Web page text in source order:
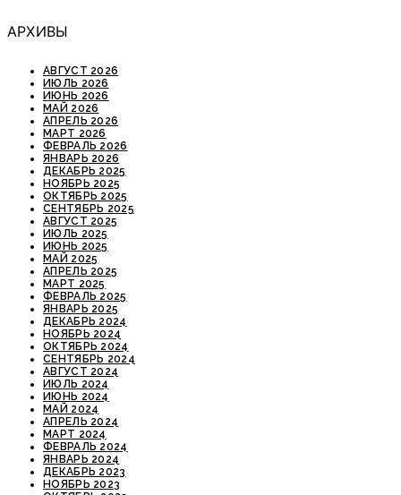
АРХИВЫ
АВГУСТ 2026
ИЮЛЬ 2026
ИЮНЬ 2026
МАЙ 2026
АПРЕЛЬ 2026
МАРТ 2026
ФЕВРАЛЬ 2026
ЯНВАРЬ 2026
ДЕКАБРЬ 2025
НОЯБРЬ 2025
ОКТЯБРЬ 2025
СЕНТЯБРЬ 2025
АВГУСТ 2025
ИЮЛЬ 2025
ИЮНЬ 2025
МАЙ 2025
АПРЕЛЬ 2025
МАРТ 2025
ФЕВРАЛЬ 2025
ЯНВАРЬ 2025
ДЕКАБРЬ 2024
НОЯБРЬ 2024
ОКТЯБРЬ 2024
СЕНТЯБРЬ 2024
АВГУСТ 2024
ИЮЛЬ 2024
ИЮНЬ 2024
МАЙ 2024
АПРЕЛЬ 2024
МАРТ 2024
ФЕВРАЛЬ 2024
ЯНВАРЬ 2024
ДЕКАБРЬ 2023
НОЯБРЬ 2023